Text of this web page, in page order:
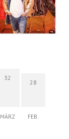
32
MÄRZ
28
FEB.